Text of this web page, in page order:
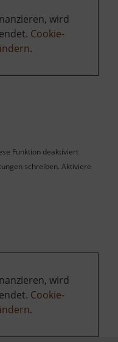
wird
Cookie-
.
Funktion deaktiviert
schreiben. Aktiviere
wird
Cookie-
.